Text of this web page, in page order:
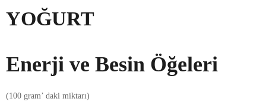
YOĞURT
Enerji ve Besin Öğeleri
(100 gram’ daki miktarı)